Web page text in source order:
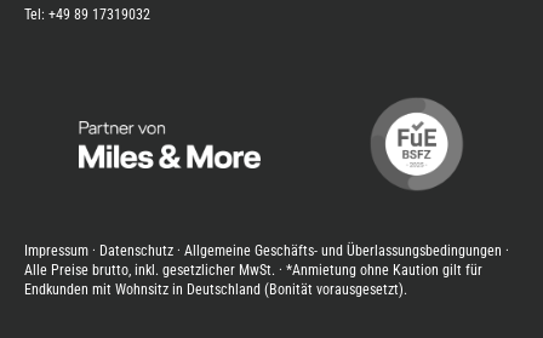
Tel: +49 89 17319032
Impressum · Datenschutz · Allgemeine Geschäfts- und Überlassungsbedingungen ·
Alle Preise brutto, inkl. gesetzlicher MwSt. · *Anmietung ohne Kaution gilt für
Endkunden mit Wohnsitz in Deutschland (Bonität vorausgesetzt).